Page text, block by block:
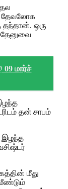
தேவலோக
தந்தான். ஒரு
மார்ச்
தன் சாபம்
இழந்த
மீது
மீண்டும்